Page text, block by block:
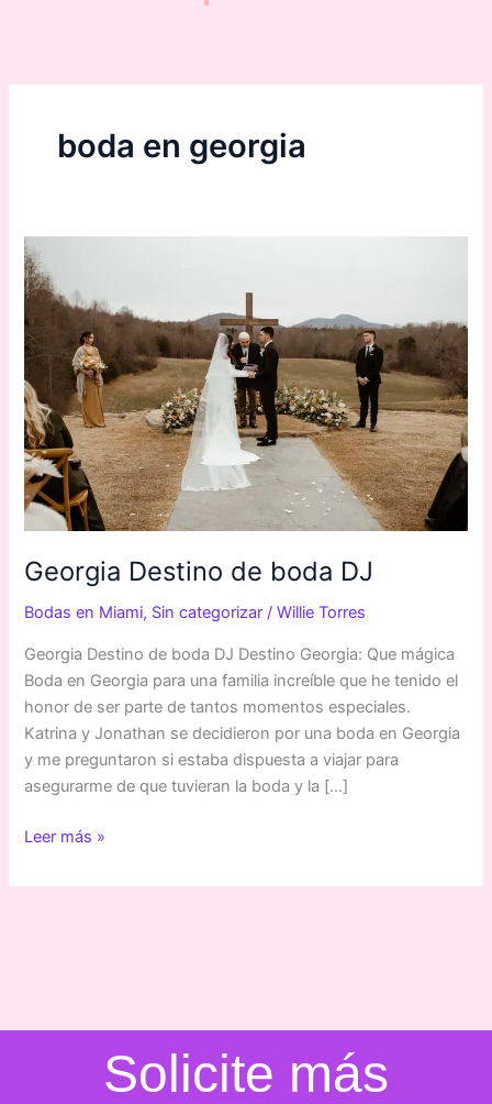
boda en georgia
Georgia Destino de boda DJ
Bodas en Miami, Sin categorizar /Willie Torres
Georgia Destino de boda DJ Destino Georgia: Que mágica
Boda en Georgia para una familia increíble que he tenido el
honor de ser parte de tantos momentos especiales.
Katrina y Jonathan se decidieron por una boda en Georgia
y me preguntaron si estaba dispuesta a viajar para
asegurarme de que tuvieran la boda y la […]
Georgia
Destino
de
boda
DJ
Leer más »
Solicite más